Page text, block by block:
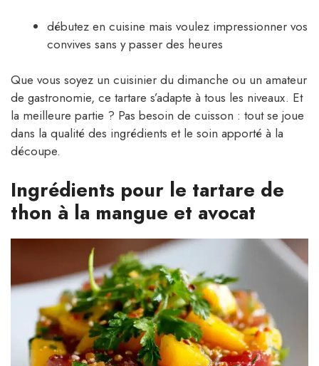
débutez en cuisine mais voulez impressionner vos
convives sans y passer des heures
Que vous soyez un cuisinier du dimanche ou un amateur
de gastronomie, ce tartare s’adapte à tous les niveaux. Et
la meilleure partie ? Pas besoin de cuisson : tout se joue
dans la qualité des ingrédients et le soin apporté à la
découpe.
Ingrédients pour le tartare de
thon à la mangue et avocat